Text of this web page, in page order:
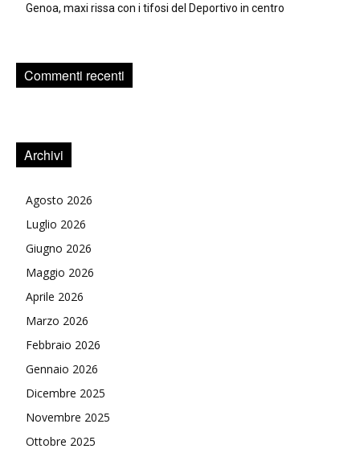
Genoa, maxi rissa con i tifosi del Deportivo in centro
Commenti recenti
Archivi
Agosto 2026
Luglio 2026
Giugno 2026
Maggio 2026
Aprile 2026
Marzo 2026
Febbraio 2026
Gennaio 2026
Dicembre 2025
Novembre 2025
Ottobre 2025